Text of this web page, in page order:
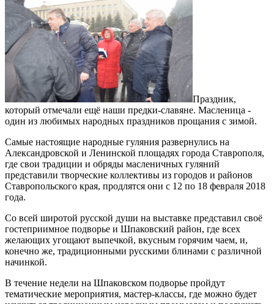
Праздник,
который отмечали ещё наши предки-славяне. Масленица -
один из любимых народных праздников прощания с зимой.
Самые настоящие народные гуляния развернулись на
Александровской и Ленинской площадях города Ставрополя,
где свои традиции и обряды масленичных гуляний
представили творческие коллективы из городов и районов
Ставропольского края, продлятся они с 12 по 18 февраля 2018
года.
Со всей широтой русской души на выставке представил своё
гостеприимное подворье и Шпаковский район, где всех
желающих угощают выпечкой, вкусным горячим чаем, и,
конечно же, традиционными русскими блинами с различной
начинкой.
В течение недели на Шпаковском подворье пройдут
тематические мероприятия, мастер-классы, где можно будет